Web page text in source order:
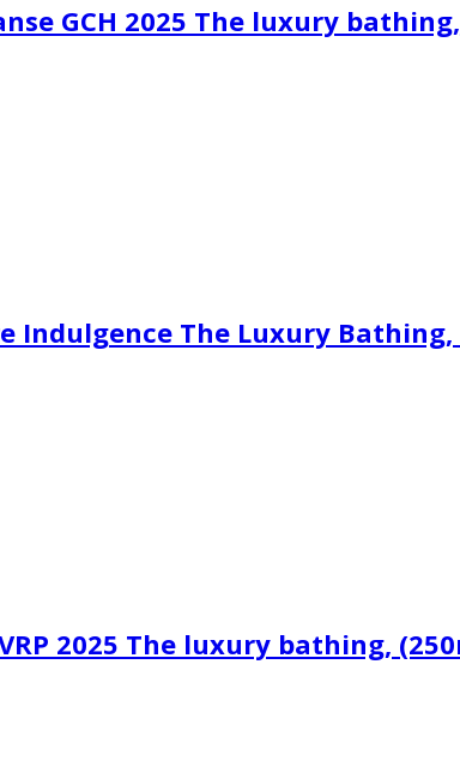
GCH 2025 The luxury
Indulgence The Luxury
2025 The luxury bathing,